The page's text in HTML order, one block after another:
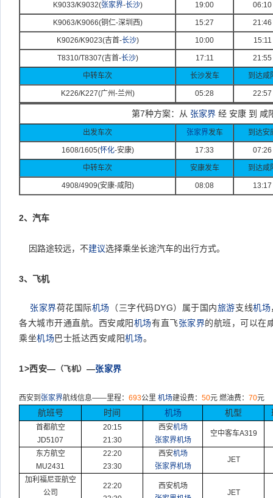
K9033/K9032(张家界-长沙) 19:00 06:10
K9063/K9066(铜仁-深圳西) 15:27 21:46
K9026/K9023(吉首-长沙) 10:00 15:11
T8310/T8307(吉首-长沙) 17:11 21:55
中转车次 长沙发车 到达咸
K226/K227(广州-兰州) 05:28 22:57
第7种方案：从 张家界 经 安康 到 咸
出发车次 张家界发车 到达安
1608/1605(怀化-安康) 17:33 07:26
中转车次 安康发车 到达咸
4908/4909(安康-咸阳) 08:08 13:17
2、汽车
因路途较远，不建议选择乘坐长途汽车的出行方式。
3、飞机
张家界荷花国际机场 （三字代码DYG）属于国内旅游支线机场
各大城市开通直航。西安咸阳机场有直飞张家界的航班，可以在
乘坐机场巴士抵达西安咸阳机场。
1>西安— （飞机） —张家界
西安到 张家界航线信息——里程： 693公里 机场建设费： 50元 燃油费： 70元
航班号 时间 机场 机型
首都航空
JD5107
20:15
21:30
西安机场
张家界机场
空中客车A319
东方航空
MU2431
22:20
23:30
西安机场
张家界机场
JET
加利福尼亚航空
公司
22:20
西安机场
JET